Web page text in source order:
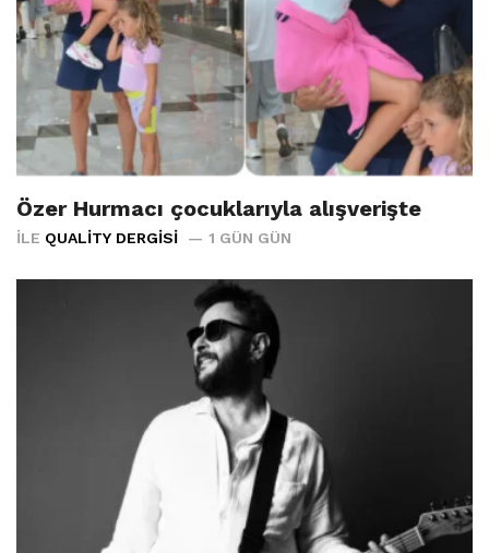
Özer Hurmacı çocuklarıyla alışverişte
İLE QUALITY DERGISI 1 GÜN GÜN